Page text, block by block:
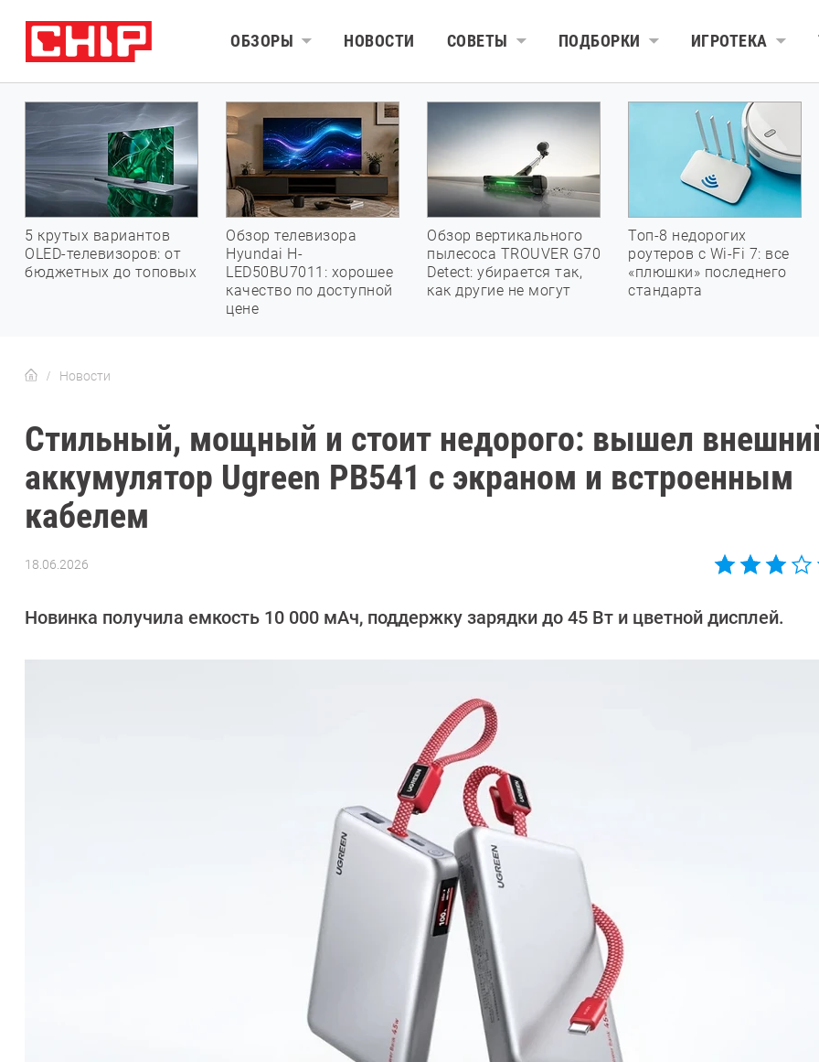
ОБЗОРЫ НОВОСТИ СОВЕТЫ ПОДБОРКИ ИГРОТЕКА
5 крутых вариантов
OLED-телевизоров: от
бюджетных до топовых
Обзор телевизора
Hyundai H-
LED50BU7011: хорошее
качество по доступной
цене
Обзор вертикального
пылесоса TROUVER G70
Detect: убирается так,
как другие не могут
Топ-8 недорогих
роутеров с Wi-Fi 7: все
«плюшки» последнего
стандарта
Новости
Стильный, мощный и стоит недорого: вышел
аккумулятор Ugreen PB541 с экраном и встроенным
кабелем
18.06.2026
Довлатова
Новинка получила емкость 10 000 мАч, поддержку зарядки до 45 Вт и цветной дисплей.